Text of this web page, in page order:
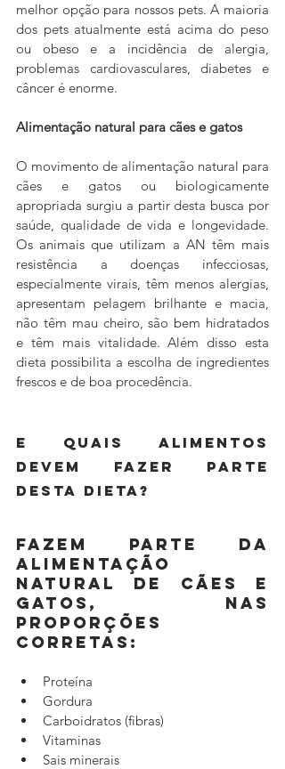
melhor opção para nossos pets. A maioria
dos pets atualmente está acima do peso
ou obeso e a incidência de alergia,
problemas cardiovasculares, diabetes e
câncer é enorme.
Alimentação natural para cães e gatos
O movimento de alimentação natural para
cães e gatos ou biologicamente
apropriada surgiu a partir desta busca por
saúde, qualidade de vida e longevidade.
Os animais que utilizam a AN têm mais
resistência a doenças infecciosas,
especialmente virais, têm menos alergias,
apresentam pelagem brilhante e macia,
não têm mau cheiro, são bem hidratados
e têm mais vitalidade. Além disso esta
dieta possibilita a escolha de ingredientes
frescos e de boa procedência.
E quais alimentos
devem fazer parte
desta dieta?
Fazem parte da
alimentação
natural de cães e
gatos, nas
proporções
corretas:
Proteína
Gordura
Carboidratos (fibras)
Vitaminas
Sais minerais